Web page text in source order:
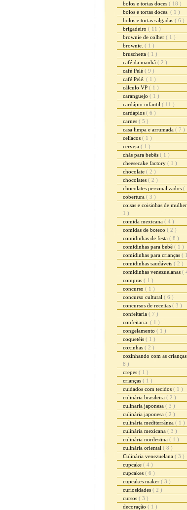
bolos e tortas doces ( 18 )
bolos e tortas doces. ( 1 )
bolos e tortas salgadas ( 6 )
brigadeiro ( 11 )
brownie de colher ( 1 )
brownie. ( 1 )
bruschetta ( 1 )
café da manhã ( 2 )
café Pelé ( 9 )
café Pelé. ( 1 )
cálculo VP ( 1 )
caranguejo ( 1 )
cardápio infantil ( 11 )
cardápios ( 6 )
carnes ( 5 )
casa limpa e arrumada ( 7 )
celíacos ( 1 )
cerveja ( 1 )
chás para bebês ( 1 )
cheesecake factory ( 1 )
chocolate ( 2 )
chocolates ( 2 )
chocolates personalizados (
cobertura ( 3 )
coisas e coisinhas de
1 )
comida mexicana ( 4 )
comidas de boteco ( 2 )
comidinhas de festa ( 8 )
comidinhas para bebê ( 1 )
comidinhas para crianças (
comidinhas saudáveis ( 2 )
comidinhas venezuelanas (
compras ( 1 )
concurso ( 1 )
concurso cultural ( 6 )
concursos de receitas ( 3 )
confeitaria ( 7 )
confeitaria. ( 1 )
congelamento ( 1 )
coquetéis ( 1 )
coxinhas ( 2 )
cozinhando com as
8 )
crepes ( 1 )
crianças ( 1 )
cuidados com tecidos ( 1 )
culinária brasileira ( 2 )
culinaria japonesa ( 3 )
culinária japonesa ( 2 )
culinária mediterrânea ( 1 )
culinária mexicana ( 3 )
culinária nordestina ( 1 )
culinária oriental ( 8 )
Culinária venezuelana ( 3 )
cupcake ( 4 )
cupcakes ( 6 )
cupcakes maker ( 3 )
curiosidades ( 2 )
cursos ( 3 )
decoração ( 1 )